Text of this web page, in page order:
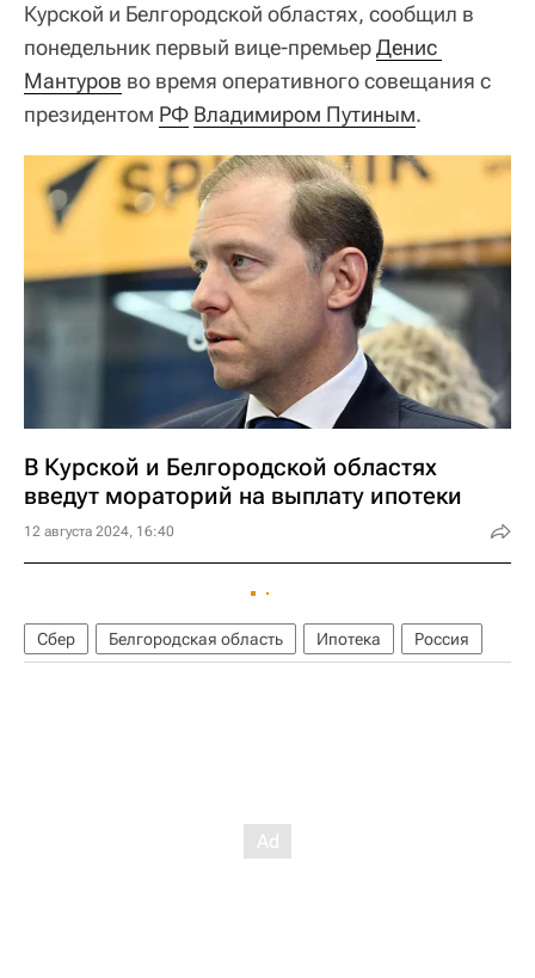
Курской и Белгородской областях, сообщил в
понедельник первый вице-премьерДенис
Мантуров во время оперативного совещания с
президентом РФ Владимиром Путиным.
В Курской и Белгородской областях
введут мораторий на выплату ипотеки
12 августа 2024, 16:40
Сбер Белгородская область Ипотека Россия